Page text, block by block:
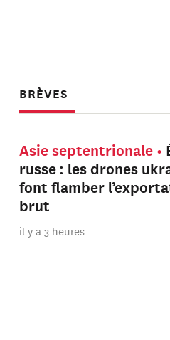
BRÈVES
Asie septentrionale
russe : les drones
font flamber
brut
il y a 3 heures